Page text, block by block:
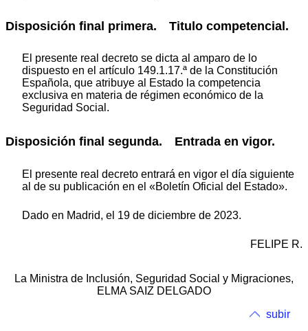
Disposición final primera. Titulo competencial.
El presente real decreto se dicta al amparo de lo
dispuesto en el artículo 149.1.17.ª de la Constitución
Española, que atribuye al Estado la competencia
exclusiva en materia de régimen económico de la
Seguridad Social.
Disposición final segunda. Entrada en vigor.
El presente real decreto entrará en vigor el día siguiente
al de su publicación en el «Boletín Oficial del Estado».
Dado en Madrid, el 19 de diciembre de 2023.
FELIPE R.
La Ministra de Inclusión, Seguridad Social y Migraciones,
ELMA SAIZ DELGADO
subir